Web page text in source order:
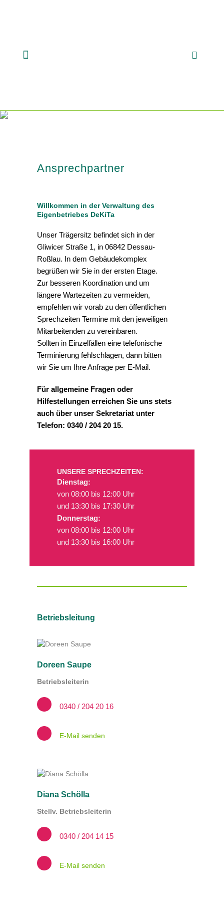
Ansprechpartner
Willkommen in der Verwaltung des
Eigenbetriebes DeKiTa
Unser Trägersitz befindet sich in der
Gliwicer Straße 1, in 06842 Dessau-
Roßlau. In dem Gebäudekomplex
begrüßen wir Sie in der ersten Etage.
Zur besseren Koordination und um
längere Wartezeiten zu vermeiden,
empfehlen wir vorab zu den öffentlichen
Sprechzeiten Termine mit den jeweiligen
Mitarbeitenden zu vereinbaren.
Sollten in Einzelfällen eine telefonische
Terminierung fehlschlagen, dann bitten
wir Sie um Ihre Anfrage per E-Mail.
Für allgemeine Fragen oder
Hilfestellungen erreichen Sie uns stets
auch über unser Sekretariat unter
Telefon: 0340 / 204 20 15.
UNSERE SPRECHZEITEN:
Dienstag:
von 08:00 bis 12:00 Uhr
und 13:30 bis 17:30 Uhr
Donnerstag:
von 08:00 bis 12:00 Uhr
und 13:30 bis 16:00 Uhr
Betriebsleitung
Doreen Saupe
Betriebsleiterin
0340 / 204 20 16
E-Mail senden
Diana Schölla
Stellv. Betriebsleiterin
0340 / 204 14 15
E-Mail senden